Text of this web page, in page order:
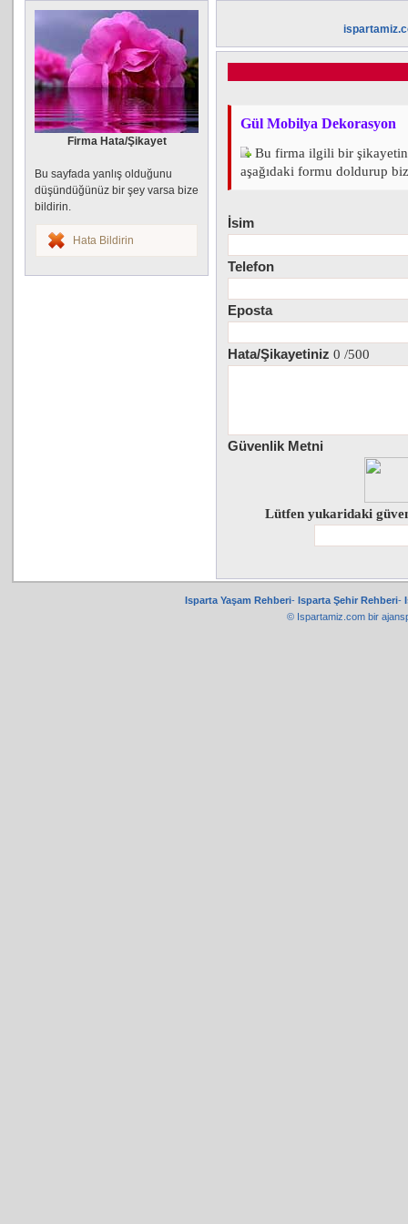
Firma Hata/Şikayet
Bu sayfada yanlış olduğunu
düşündüğünüz bir şey varsa bize
bildirin.
Hata Bildirin
Gül Mobilya Dekorasyon
Bu firma ilgili bir
aşağıdaki formu doldurup
İsim
Telefon
Eposta
Hata/Şikayetiniz 0 /500
Güvenlik Metni
Lütfen yukaridaki
Isparta Yaşam Rehberi- Isparta Şehir Rehberi-
© Ispartamiz.com bir